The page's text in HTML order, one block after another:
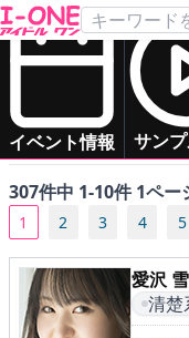
イベント情報 サン
TOP
DVD
Blu-ray
「グラマー」の ア
すべて（五十音順）
ま
や ら わ
307件中 1-10件 1ペー
1 2 3 4 5
愛沢
清楚